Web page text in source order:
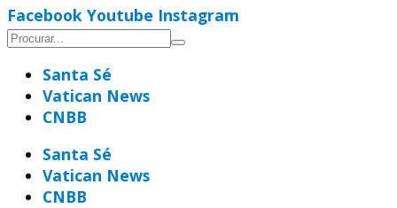
Facebook Youtube Instagram
Santa Sé
Vatican News
CNBB
Santa Sé
Vatican News
CNBB